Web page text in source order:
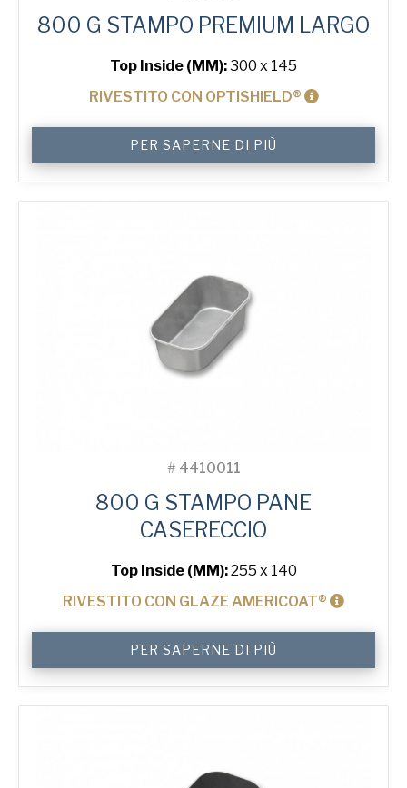
800 G STAMPO PREMIUM LARGO
Top Inside (MM):300 x 145
RIVESTITO CON OPTISHIELD®
Premium
Wide
Tin
PER SAPERNE DI PIÙ
# 4410011
800 G STAMPO PANE
CASERECCIO
Top Inside (MM):255 x 140
RIVESTITO CON GLAZE AMERICOAT®
Farmhouse
Bread
Tin
PER SAPERNE DI PIÙ